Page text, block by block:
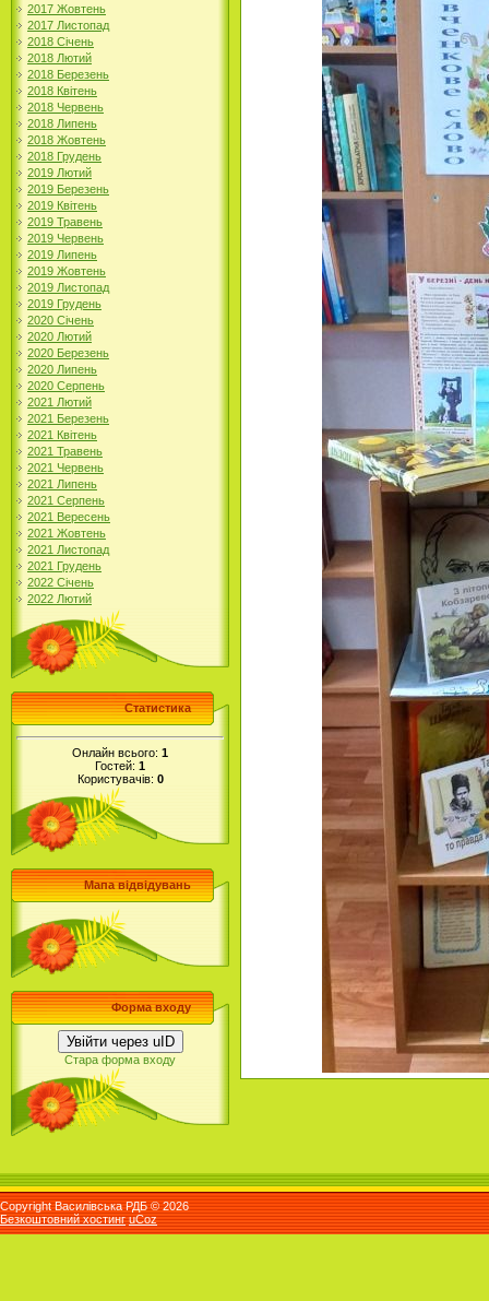
2017 Жовтень
2017 Листопад
2018 Січень
2018 Лютий
2018 Березень
2018 Квітень
2018 Червень
2018 Липень
2018 Жовтень
2018 Грудень
2019 Лютий
2019 Березень
2019 Квітень
2019 Травень
2019 Червень
2019 Липень
2019 Жовтень
2019 Листопад
2019 Грудень
2020 Січень
2020 Лютий
2020 Березень
2020 Липень
2020 Серпень
2021 Лютий
2021 Березень
2021 Квітень
2021 Травень
2021 Червень
2021 Липень
2021 Серпень
2021 Вересень
2021 Жовтень
2021 Листопад
2021 Грудень
2022 Січень
2022 Лютий
Статистика
Онлайн всього: 1
Гостей: 1
Користувачів: 0
Мапа відвідувань
Форма входу
Увійти через uID
Стара форма входу
Copyright Василівська РДБ © 2026
Безкоштовний хостинг uCoz